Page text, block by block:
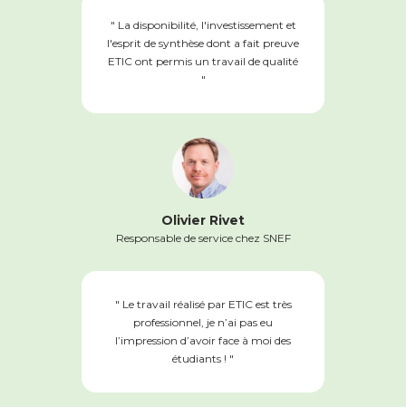
" La disponibilité, l'investissement et
l'esprit de synthèse dont a fait preuve
ETIC ont permis un travail de qualité
"
Olivier Rivet
Responsable de service chez SNEF
" Le travail réalisé par ETIC est très
professionnel, je n’ai pas eu
l’impression d’avoir face à moi des
étudiants ! "